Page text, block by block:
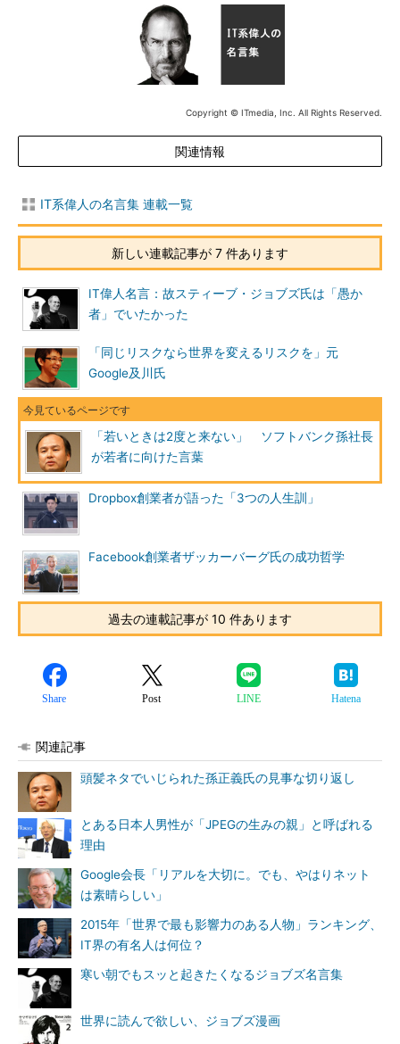
Copyright © ITmedia, Inc. All Rights Reserved.
関連情報
IT系偉人の名言集 連載一覧
新しい連載記事が 7 件あります
IT偉人名言：故スティーブ・ジョブズ氏は「愚か
者」でいたかった
「同じリスクなら世界を変えるリスクを」元
Google及川氏
「若いときは2度と来ない」 ソフトバンク孫社長
が若者に向けた言葉
Dropbox創業者が語った「3つの人生訓」
Facebook創業者ザッカーバーグ氏の成功哲学
過去の連載記事が 10 件あります
Share Post LINE Hatena
関連記事
頭髪ネタでいじられた孫正義氏の見事な切り返し
とある日本人男性が「JPEGの生みの親」と呼ばれる
理由
Google会長「リアルを大切に。でも、やはりネット
は素晴らしい」
2015年「世界で最も影響力のある人物」ランキング、
IT界の有名人は何位？
寒い朝でもスッと起きたくなるジョブズ名言集
世界に読んで欲しい、ジョブズ漫画